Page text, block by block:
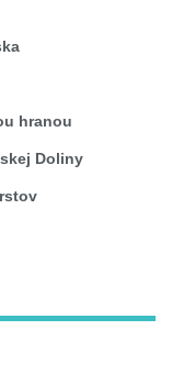
hranou
Doliny